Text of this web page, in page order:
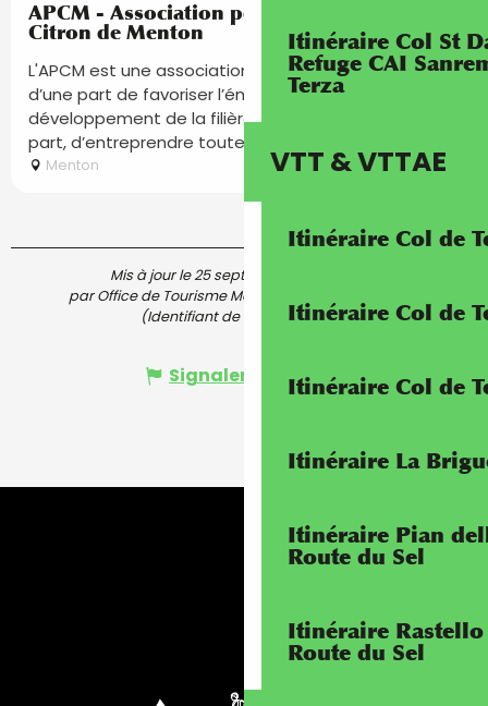
Itinéraire Col St
Refuge CAI
Terza
VTT & VTTAE
Itinéraire Col de
Itinéraire Col de
Itinéraire Col de
Itinéraire La
Itinéraire Pian
Route du Sel
Itinéraire
Route du Sel
APCM - Association pour la Promotion du
Citron de Menton
L'APCM est une association loi 1901 qui a pour objet,
d’une part de favoriser l’émergence et le
développement de la filière agrumicole, et d’autre
part, d’entreprendre toutes...
Menton
Mis à jour le 25 septembre 2025 à 15:38
par Office de Tourisme Menton, Riviera & Merveilles
(Identifiant de l'offre :7427291)
Signaler une erreur